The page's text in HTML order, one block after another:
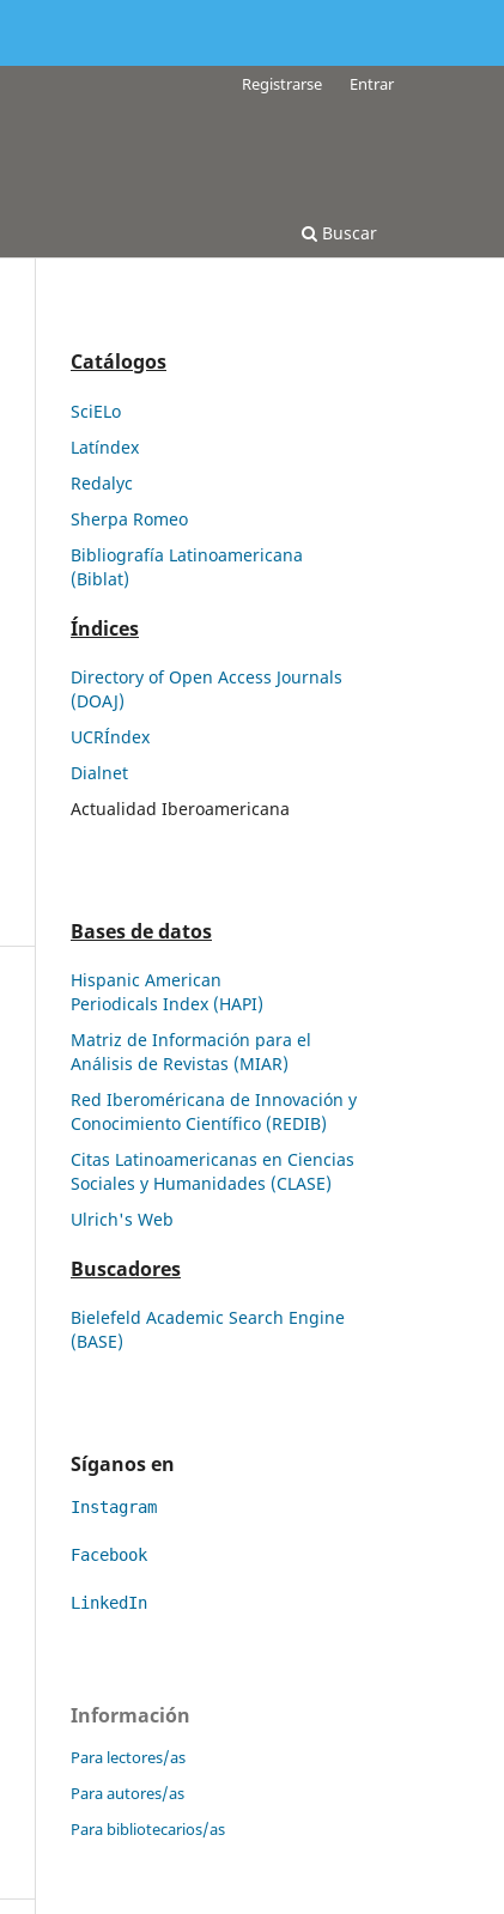
Buscar
Registrarse Entrar
Catálogos
SciELo
Latíndex
Redalyc
Sherpa Romeo
Bibliografía Latinoamericana
(Biblat)
Índices
Directory of Open Access Journals
(DOAJ)
UCRÍndex
Dialnet
Actualidad Iberoamericana
Bases de datos
Hispanic American
Periodicals Index (HAPI)
Matriz de Información para el
Análisis de Revistas (MIAR)
Red Iberoméricana de Innovación y
Conocimiento Científico (REDIB)
Citas Latinoamericanas en Ciencias
Sociales y Humanidades (CLASE)
Ulrich's Web
Buscadores
Bielefeld Academic Search Engine
(BASE)
Síganos en
Instagram
Facebook
LinkedIn
Información
Para lectores/as
Para autores/as
Para bibliotecarios/as